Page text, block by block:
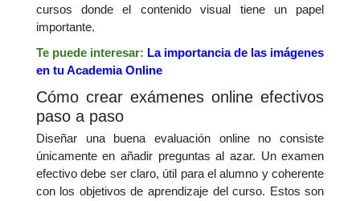
cursos donde el contenido visual tiene un papel
importante.
Te puede interesar: La importancia de las imágenes
en tu Academia Online
Cómo crear exámenes online efectivos
paso a paso
Diseñar una buena evaluación online no consiste
únicamente en añadir preguntas al azar. Un examen
efectivo debe ser claro, útil para el alumno y coherente
con los objetivos de aprendizaje del curso. Estos son